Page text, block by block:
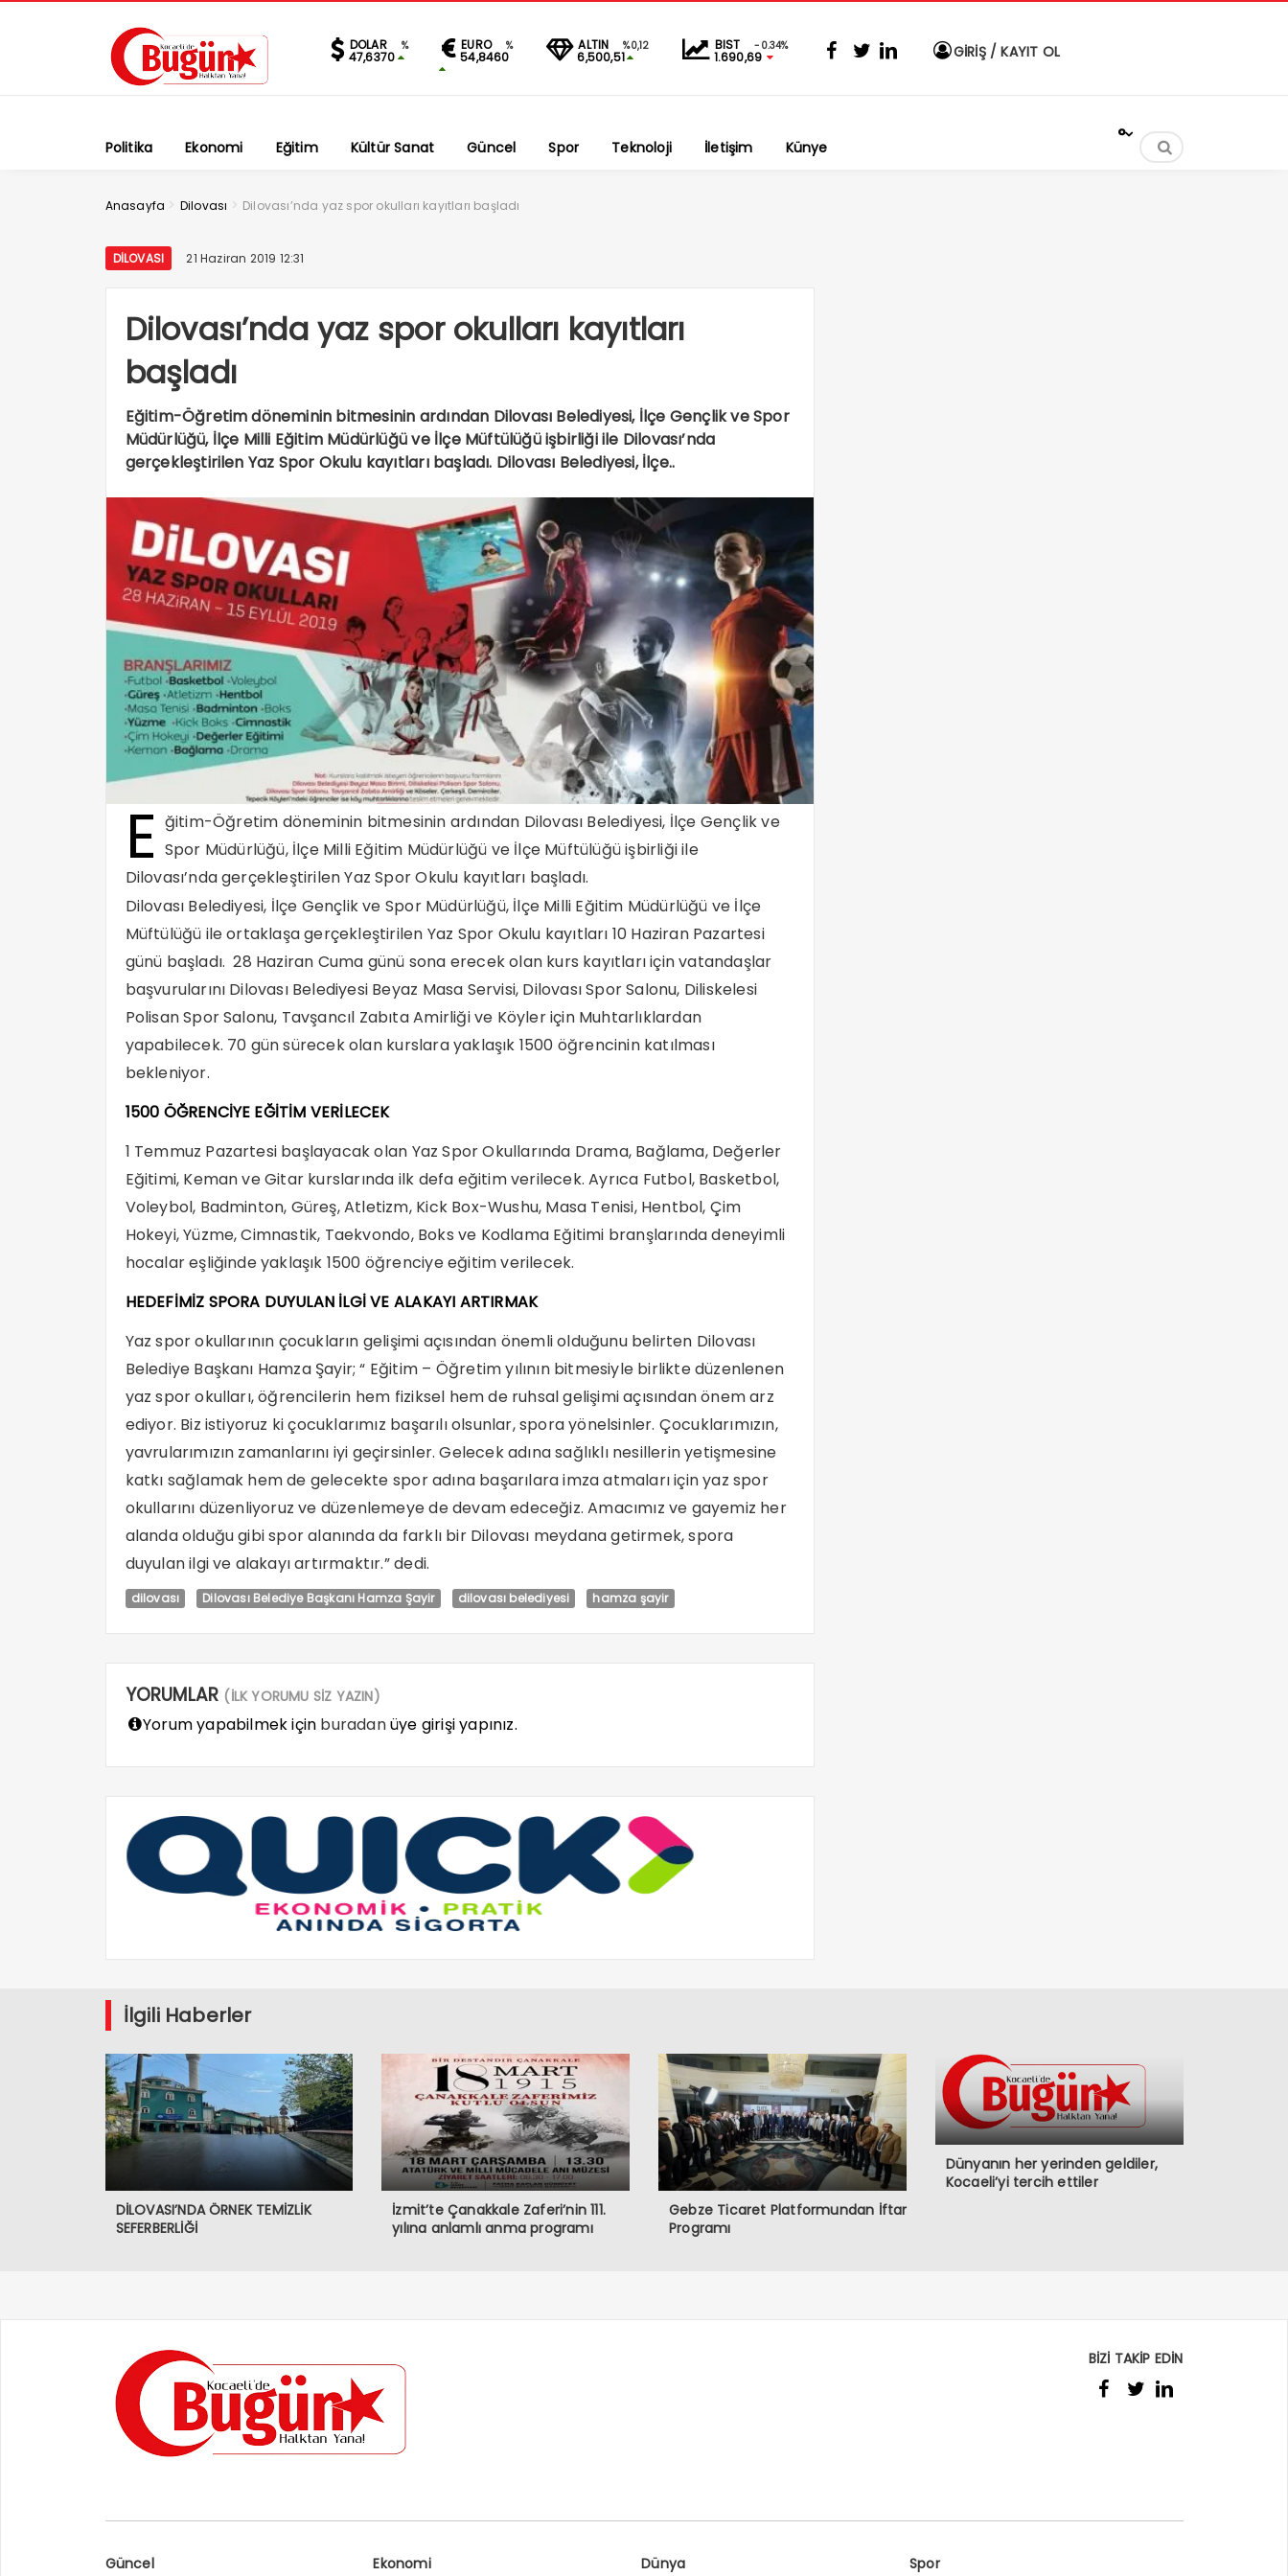
DOLAR %
47,6370
EURO %
54,8460
ALTIN %0,12
6,500,51
BIST -0.34%
1.690,69 GİRİŞ / KAYIT OL
Politika Ekonomi Eğitim Kültür Sanat Güncel Spor Teknoloji İletişim Künye
°
Anasayfa > Dilovası > Dilovası’nda yaz spor okulları kayıtları başladı
DILOVASI 21 Haziran 2019 12:31
Dilovası’nda yaz spor okulları kayıtları
başladı
Eğitim-Öğretim döneminin bitmesinin ardından Dilovası Belediyesi, İlçe Gençlik ve Spor
Müdürlüğü, İlçe Milli Eğitim Müdürlüğü ve İlçe Müftülüğü işbirliği ile Dilovası’nda
gerçekleştirilen Yaz Spor Okulu kayıtları başladı. Dilovası Belediyesi, İlçe..
E ğitim-Öğretim döneminin bitmesinin ardından Dilovası Belediyesi, İlçe Gençlik ve
Spor Müdürlüğü, İlçe Milli Eğitim Müdürlüğü ve İlçe Müftülüğü işbirliği ile
Dilovası’nda gerçekleştirilen Yaz Spor Okulu kayıtları başladı.
Dilovası Belediyesi, İlçe Gençlik ve Spor Müdürlüğü, İlçe Milli Eğitim Müdürlüğü ve İlçe
Müftülüğü ile ortaklaşa gerçekleştirilen Yaz Spor Okulu kayıtları 10 Haziran Pazartesi
günü başladı. 28 Haziran Cuma günü sona erecek olan kurs kayıtları için vatandaşlar
başvurularını Dilovası Belediyesi Beyaz Masa Servisi, Dilovası Spor Salonu, Diliskelesi
Polisan Spor Salonu, Tavşancıl Zabıta Amirliği ve Köyler için Muhtarlıklardan
yapabilecek. 70 gün sürecek olan kurslara yaklaşık 1500 öğrencinin katılması
bekleniyor.
1500 ÖĞRENCİYE EĞİTİM VERİLECEK
1 Temmuz Pazartesi başlayacak olan Yaz Spor Okullarında Drama, Bağlama, Değerler
Eğitimi, Keman ve Gitar kurslarında ilk defa eğitim verilecek. Ayrıca Futbol, Basketbol,
Voleybol, Badminton, Güreş, Atletizm, Kick Box-Wushu, Masa Tenisi, Hentbol, Çim
Hokeyi, Yüzme, Cimnastik, Taekvondo, Boks ve Kodlama Eğitimi branşlarında deneyimli
hocalar eşliğinde yaklaşık 1500 öğrenciye eğitim verilecek.
HEDEFİMİZ SPORA DUYULAN İLGİ VE ALAKAYI ARTIRMAK
Yaz spor okullarının çocukların gelişimi açısından önemli olduğunu belirten Dilovası
Belediye Başkanı Hamza Şayir; “ Eğitim – Öğretim yılının bitmesiyle birlikte düzenlenen
yaz spor okulları, öğrencilerin hem fiziksel hem de ruhsal gelişimi açısından önem arz
ediyor. Biz istiyoruz ki çocuklarımız başarılı olsunlar, spora yönelsinler. Çocuklarımızın,
yavrularımızın zamanlarını iyi geçirsinler. Gelecek adına sağlıklı nesillerin yetişmesine
katkı sağlamak hem de gelecekte spor adına başarılara imza atmaları için yaz spor
okullarını düzenliyoruz ve düzenlemeye de devam edeceğiz. Amacımız ve gayemiz her
alanda olduğu gibi spor alanında da farklı bir Dilovası meydana getirmek, spora
duyulan ilgi ve alakayı artırmaktır.” dedi.
dilovası Dilovası Belediye Başkanı Hamza Şayir dilovası belediyesi hamza şayir
YORUMLAR (İLK YORUMU SİZ YAZIN)
Yorum yapabilmek için buradanüye girişi yapınız.
İlgili Haberler
DİLOVASI’NDA ÖRNEK TEMİZLİK
SEFERBERLİĞİ
İzmit’te Çanakkale Zaferi’nin 111.
yılına anlamlı anma programı
Gebze Ticaret Platformundan İftar
Programı
Dünyanın her yerinden geldiler,
Kocaeli’yi tercih ettiler
BİZİ TAKİP EDİN
Güncel Ekonomi Dünya Spor